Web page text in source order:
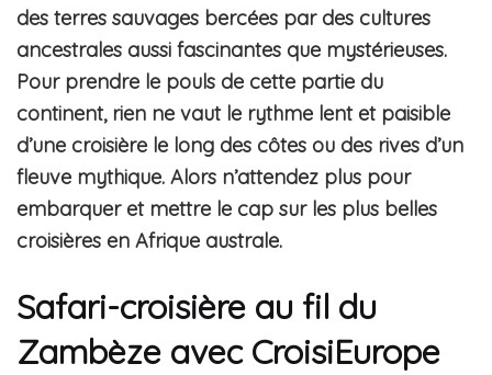
des terres sauvages bercées par des cultures
ancestrales aussi fascinantes que mystérieuses.
Pour prendre le pouls de cette partie du
continent, rien ne vaut le rythme lent et paisible
d’une croisière le long des côtes ou des rives d’un
fleuve mythique. Alors n’attendez plus pour
embarquer et mettre le cap sur les plus belles
croisières en Afrique australe.
Safari-croisière au fil du
Zambèze avec CroisiEurope